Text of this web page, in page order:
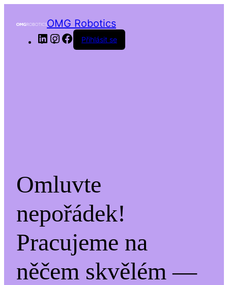
OMG Robotics
LinkedInInstagram
Facebook
Přihlásit se
Omluvte
nepořádek!
Pracujeme na
něčem skvělém —